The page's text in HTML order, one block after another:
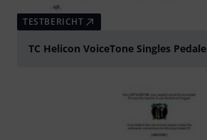
TESTBERICHT
TC Helicon VoiceTone Singles Pedale